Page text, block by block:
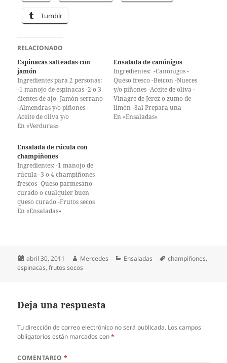
Tumblr
RELACIONADO
Espinacas salteadas con
jamón
Ingredientes para 2 personas:
-1 manojo de espinacas -2 o 3
dientes de ajo -Jamón serrano
-Almendras y/o piñones -
Aceite de oliva y/o
mantequilla Lava las
duro y fibroso. Ponlas en una
sartén con un poco de
mantequilla y/o aceite.
Cocina unos minutos con la…
En «Verduras»
Ensalada de canónigos
Ingredientes: -Canónigos -
Queso fresco -Beicon -Nueces
y/o piñones -Aceite de oliva -
Vinagre de Jerez o zumo de
limón -Sal Prepara una
vinagreta con 3 partes de
En «Ensaladas»
Ensalada de rúcula con
champiñones
Ingredientes: -1 manojo de
rúcula -3 o 4 champiñones
frescos -Queso parmesano
curado o cualquier buen
queso curado -Frutos secos
(nueces o almendras) -1
del plato. Lava y corta los
champiñones…
En «Ensaladas»
Publicado
el
abril 30, 2011 Autor
Mercedes Categorías
Ensaladas Etiquetas
champiñones,
espinacas,frutos secos
Deja una respuesta
Tu dirección de correo electrónico no será publicada. Los campos
obligatorios están marcados con*
COMENTARIO *